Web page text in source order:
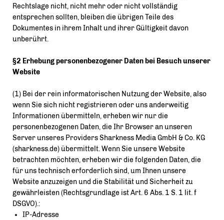
Rechtslage nicht, nicht mehr oder nicht vollständig
entsprechen sollten, bleiben die übrigen Teile des
Dokumentes in ihrem Inhalt und ihrer Gültigkeit davon
unberührt.
§2 Erhebung personenbezogener Daten bei Besuch unserer
Website
(1) Bei der rein informatorischen Nutzung der Website, also
wenn Sie sich nicht registrieren oder uns anderweitig
Informationen übermitteln, erheben wir nur die
personenbezogenen Daten, die Ihr Browser an unseren
Server unseres Providers Sharkness Media GmbH & Co. KG
(sharkness.de) übermittelt. Wenn Sie unsere Website
betrachten möchten, erheben wir die folgenden Daten, die
für uns technisch erforderlich sind, um Ihnen unsere
Website anzuzeigen und die Stabilität und Sicherheit zu
gewährleisten (Rechtsgrundlage ist Art. 6 Abs. 1 S. 1 lit. f
DSGVO).:
IP-Adresse